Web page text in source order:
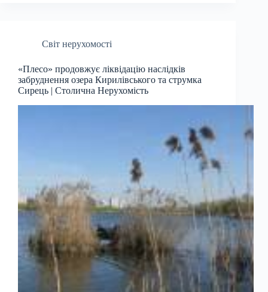
Світ нерухомості
«Плесо» продовжує ліквідацію наслідків
забруднення озера Кирилівського та струмка
Сирець | Столична Нерухомість